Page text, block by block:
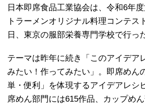
日本即席食品工業協会は、令和6年
トラーメンオリジナル料理コンテス
日、東京の服部栄養専門学校で行っ
テーマは昨年に続き「このアイデア
みたい！作ってみたい」。即席めん
単・便利」を体現するアイデアレシ
席めん部門には615作品、カップめ